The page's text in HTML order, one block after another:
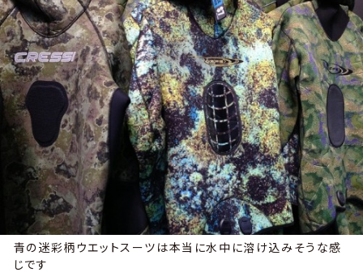
青の迷彩柄ウエットスーツは本当に水中に溶け込みそうな感
じです